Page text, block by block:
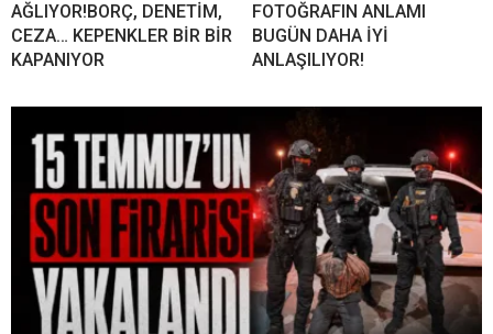
AĞLIYOR!BORÇ, DENETİM,
CEZA… KEPENKLER BİR BİR
KAPANIYOR
FOTOĞRAFIN ANLAMI
BUGÜN DAHA İYİ
ANLAŞILIYOR!